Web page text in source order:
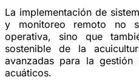
La implementación de
y monitoreo remoto no
operativa, sino que
sostenible de la
avanzadas para la
acuáticos.